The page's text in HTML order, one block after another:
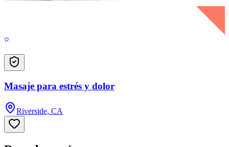
Masaje para estrés y dolor
Riverside, CA